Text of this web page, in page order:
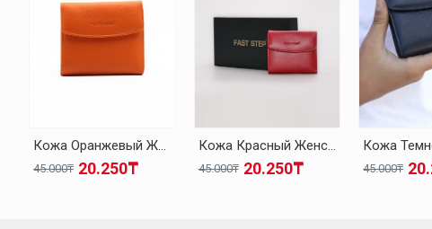
Кожа Оранжевый Женская Кошелек 779CA2614
20.250₸
45.000₸
Кожа Красный Женская Кошелек 779CA2614
20.250₸
45.000₸ 45.000₸